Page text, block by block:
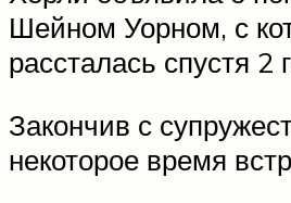
Шейном Уорном, с
рассталась спустя 2
Закончив с
некоторое время